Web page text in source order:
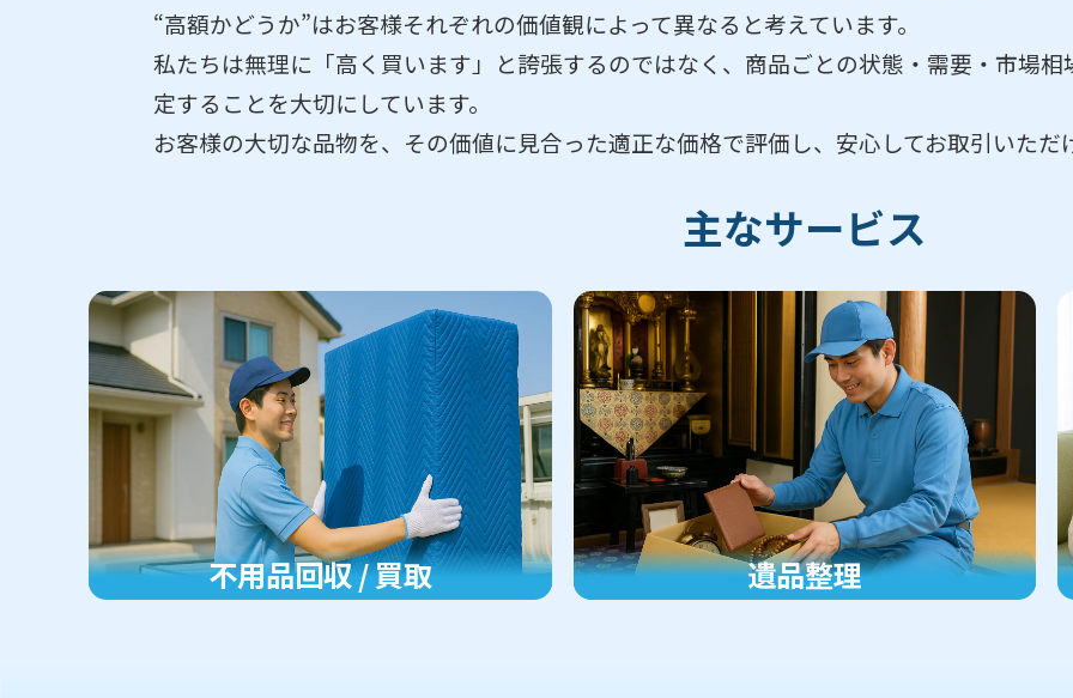
“高額かどうか”はお客様それぞれの価値観によって異なると考えています。
私たちは無理に「高く買います」と誇張するのではなく、商品ごとの状態・需要・市場
定することを大切にしています。
お客様の大切な品物を、その価値に見合った適正な価格で評価し、安心してお取引いた
主なサービス
不用品回収 / 買取 遺品整理